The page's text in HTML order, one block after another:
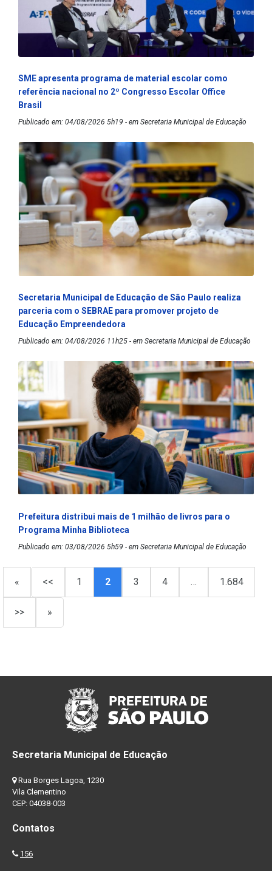
SME apresenta programa de material escolar como
referência nacional no 2º Congresso Escolar Office
Brasil
Publicado em: 04/08/2026 5h19 - em Secretaria Municipal de Educação
Secretaria Municipal de Educação de São Paulo realiza
parceria com o SEBRAE para promover projeto de
Educação Empreendedora
Publicado em: 04/08/2026 11h25 - em Secretaria Municipal de Educação
Prefeitura distribui mais de 1 milhão de livros para o
Programa Minha Biblioteca
Publicado em: 03/08/2026 5h59 - em Secretaria Municipal de Educação
« << 1 2 3 4 … 1.684
>> »
Secretaria Municipal de Educação
Rua Borges Lagoa, 1230
Vila Clementino
CEP: 04038-003
Contatos
156